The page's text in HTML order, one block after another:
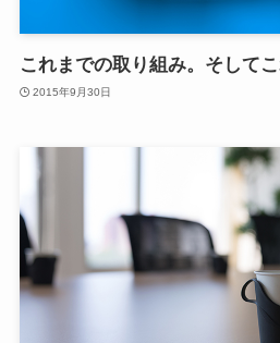
これまでの取り組み。そしてこ
2015年9月30日